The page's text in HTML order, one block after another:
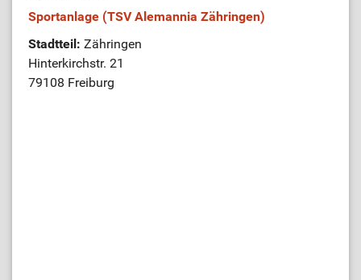
Sportanlage (TSV Alemannia Zähringen)
Stadtteil: Zähringen
Hinterkirchstr. 21
79108 Freiburg